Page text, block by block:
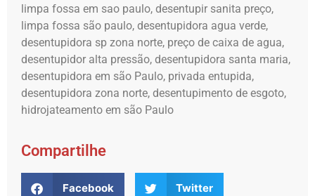
limpa fossa em sao paulo, desentupir sanita preço,
limpa fossa são paulo, desentupidora agua verde,
desentupidora sp zona norte, preço de caixa de agua,
desentupidor alta pressão, desentupidora santa maria,
desentupidora em são Paulo, privada entupida,
desentupidora zona norte, desentupimento de esgoto,
hidrojateamento em são Paulo
Compartilhe
Facebook Twitter